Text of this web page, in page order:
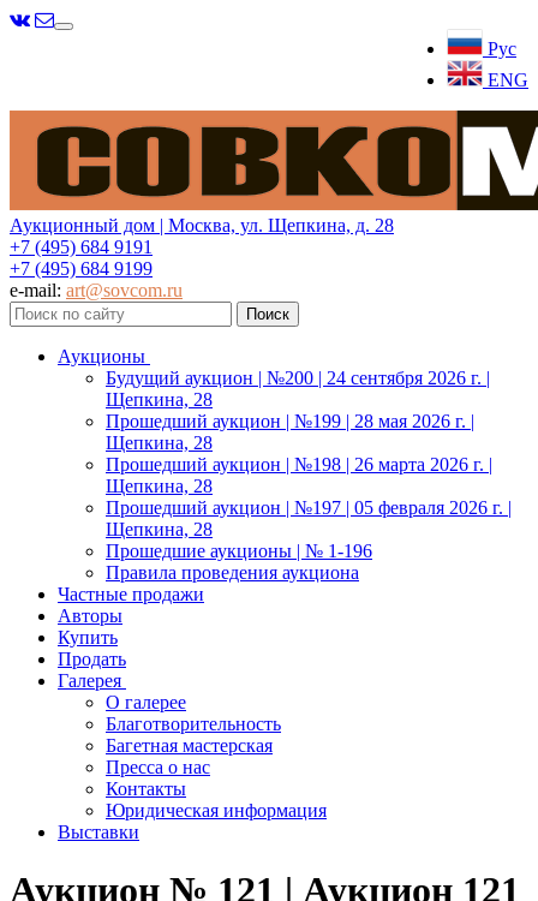
Рус
ENG
Меню
Аукционный дом | Москва, ул. Щепкина, д. 28
+7 (495) 684 9191
+7 (495) 684 9199
e-mail: art@sovcom.ru
Аукционы
Будущий аукцион | №200 | 24 сентября 2026 г. |
Щепкина, 28
Прошедший аукцион | №199 | 28 мая 2026 г. |
Щепкина, 28
Прошедший аукцион | №198 | 26 марта 2026 г. |
Щепкина, 28
Прошедший аукцион | №197 | 05 февраля 2026 г. |
Щепкина, 28
Прошедшие аукционы | № 1-196
Правила проведения аукциона
Частные продажи
Авторы
Купить
Продать
Галерея
О галерее
Благотворительность
Багетная мастерская
Пресса о нас
Контакты
Юридическая информация
Выставки
Аукцион № 121 | Аукцион 121